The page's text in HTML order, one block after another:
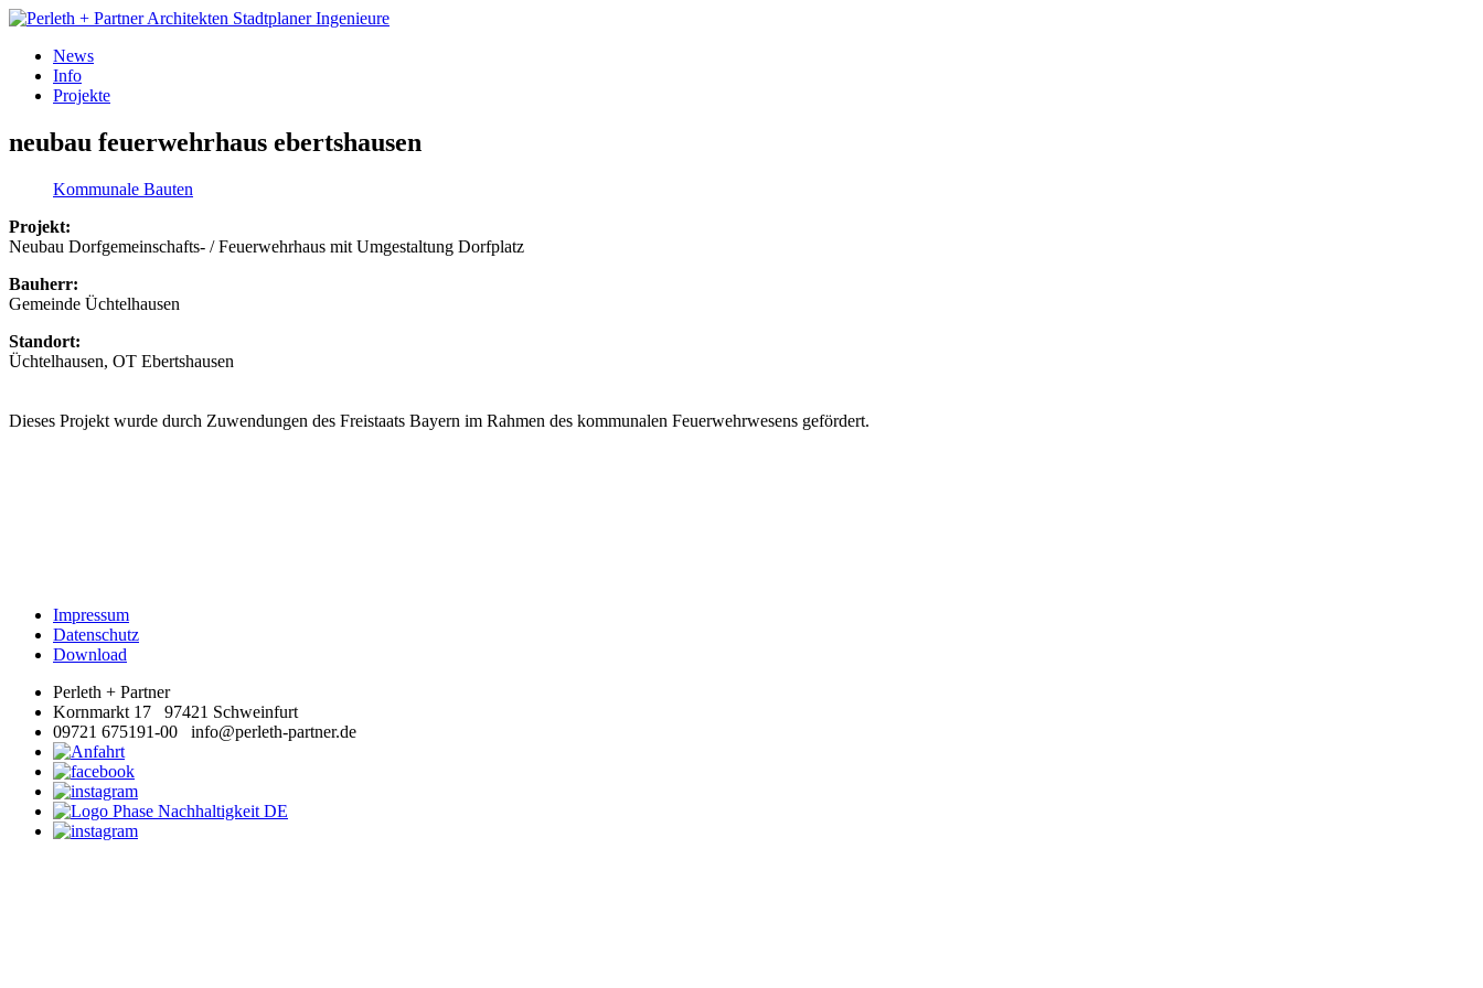
News
Info
Projekte
neubau feuerwehrhaus ebertshausen
Kommunale Bauten
Projekt:
Neubau Dorfgemeinschafts- / Feuerwehrhaus mit Umgestaltung Dorfplatz
Bauherr:
Gemeinde Üchtelhausen
Standort:
Üchtelhausen, OT Ebertshausen
Dieses Projekt wurde durch Zuwendungen des Freistaats Bayern im Rahmen des kommunalen Feuerwehrwesens gefördert.
Impressum
Datenschutz
Download
Perleth + Partner
Kornmarkt 17 97421 Schweinfurt
09721 675191-00 info@perleth-partner.de